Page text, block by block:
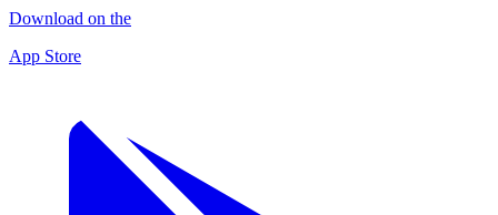
Download on the
App Store